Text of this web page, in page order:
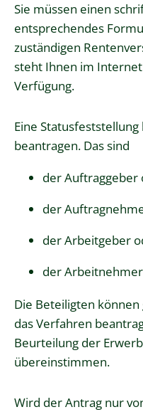
Sie müssen einen
entsprechendes
zuständigen
steht Ihnen im
Verfügung.
Eine
beantragen. Das sind
der Auftraggeber
der
der Arbeitgeber
der
Die Beteiligten
das Verfahren
Beurteilung der
übereinstimmen.
Wird der Antrag nur